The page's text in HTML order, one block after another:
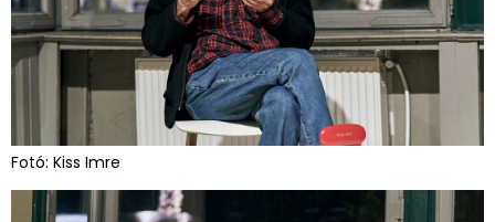
Fotó: Kiss Imre